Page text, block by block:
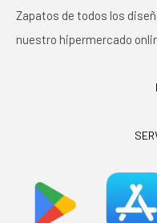
Zapatos de todos los
nuestro hipermercado